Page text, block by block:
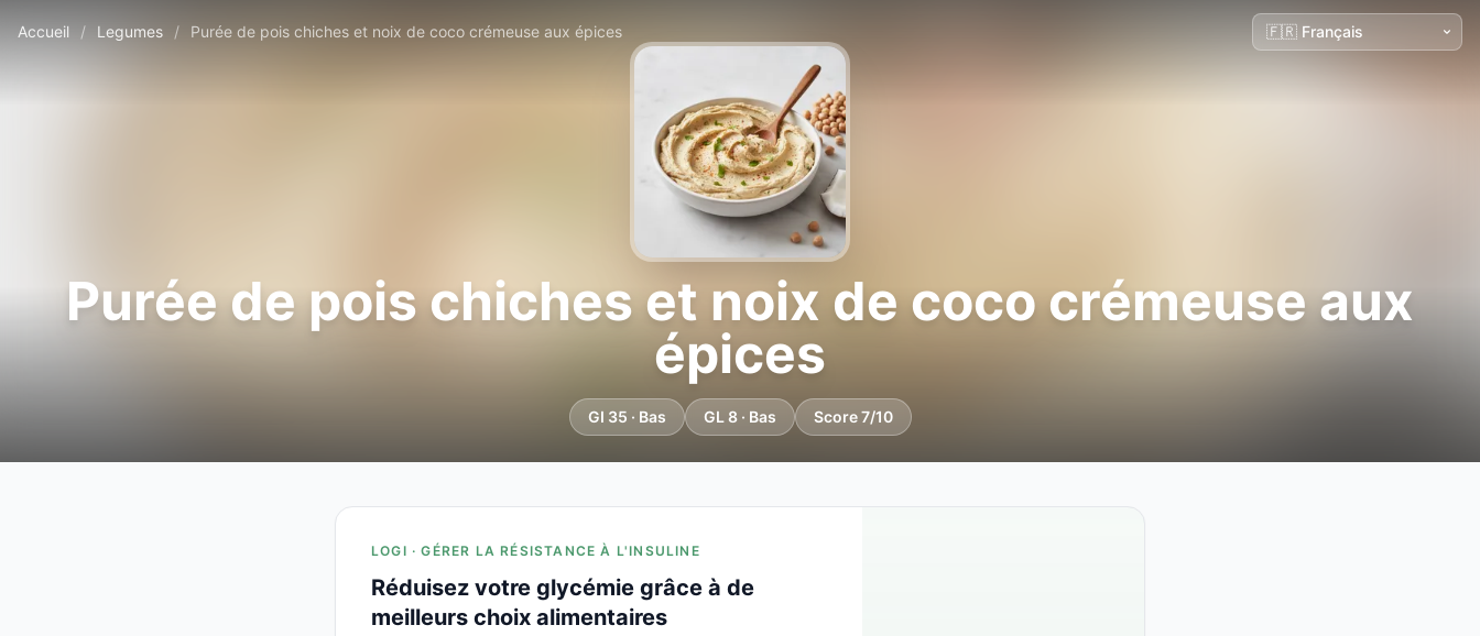
Accueil / Legumes / Purée de pois chiches et noix de coco crémeuse aux épices
Purée de pois chiches et noix de coco crémeuse aux
épices
GI 35 · Bas GL 8 · Bas Score 7/10
LOGI · GÉRER LA RÉSISTANCE À L'INSULINE
Réduisez votre glycémie grâce à de
meilleurs choix alimentaires